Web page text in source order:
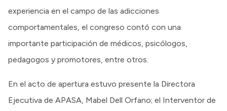
experiencia en el campo de las adicciones
comportamentales, el congreso contó con una
importante participación de médicos, psicólogos,
pedagogos y promotores, entre otros.
En el acto de apertura estuvo presente la Directora
Ejecutiva de APASA, Mabel Dell Orfano; el Interventor de